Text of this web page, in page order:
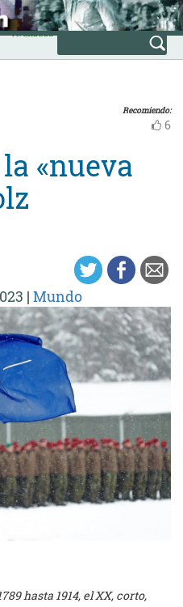
Avanzada
Recomiendo:
6
«nueva
| Mundo
hasta 1914, el XX, corto,